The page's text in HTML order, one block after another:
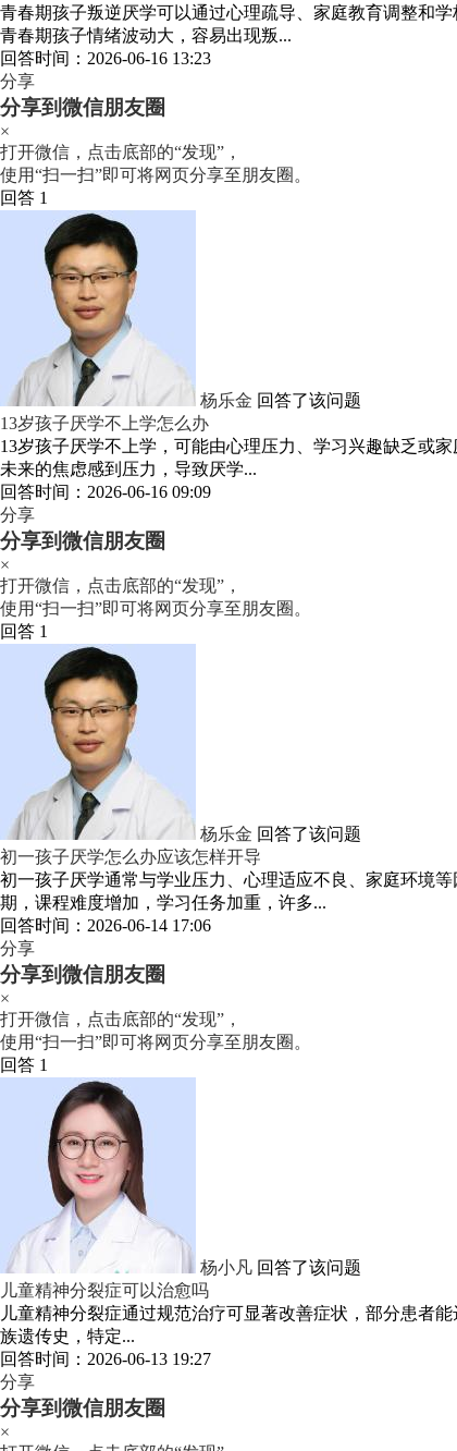
青春期孩子叛逆厌学可以通过心理疏导、家庭教育调整和
青春期孩子情绪波动大，容易出现叛...
回答时间：2026-06-16 13:23
分享
分享到微信朋友圈
×
打开微信，点击底部的“发现”，
使用“扫一扫”即可将网页分享至朋友圈。
回答 1
杨乐金 回答了该问题
13岁孩子厌学不上学怎么办
13岁孩子厌学不上学，可能由心理压力、学习兴趣缺乏或
未来的焦虑感到压力，导致厌学...
回答时间：2026-06-16 09:09
分享
分享到微信朋友圈
×
打开微信，点击底部的“发现”，
使用“扫一扫”即可将网页分享至朋友圈。
回答 1
杨乐金 回答了该问题
初一孩子厌学怎么办应该怎样开导
初一孩子厌学通常与学业压力、心理适应不良、家庭环境
期，课程难度增加，学习任务加重，许多...
回答时间：2026-06-14 17:06
分享
分享到微信朋友圈
×
打开微信，点击底部的“发现”，
使用“扫一扫”即可将网页分享至朋友圈。
回答 1
杨小凡 回答了该问题
儿童精神分裂症可以治愈吗
儿童精神分裂症通过规范治疗可显著改善症状，部分患者
族遗传史，特定...
回答时间：2026-06-13 19:27
分享
分享到微信朋友圈
×